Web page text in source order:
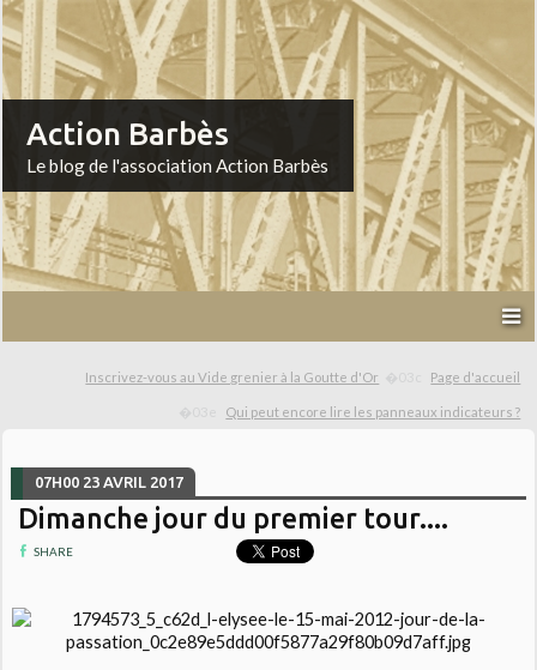
Action Barbès
Le blog de l'association Action Barbès
Inscrivez-vous au Vide grenier à la Goutte d'Or Page d'accueil
Qui peut encore lire les panneaux indicateurs ?
07H00 23 AVRIL 2017
Dimanche jour du premier tour....
SHARE